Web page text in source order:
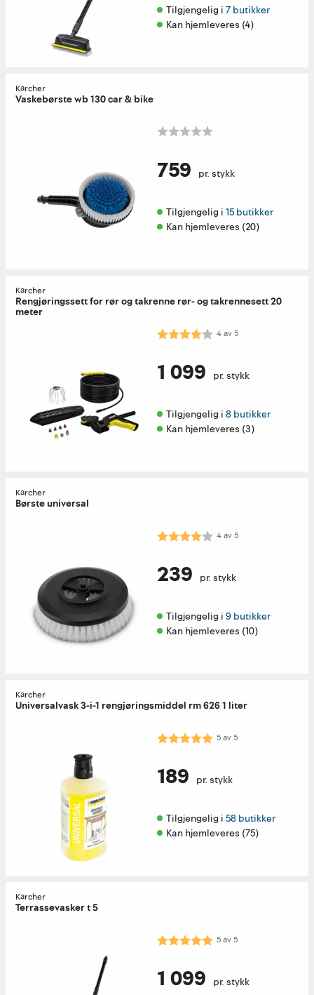
Tilgjengelig i 7 butikker
Kan hjemleveres (4)
Kärcher
Vaskebørste wb 130 car & bike
759 pr. stykk
Tilgjengelig i 15 butikker
Kan hjemleveres (20)
Kärcher
Rengjøringssett for rør og takrenne rør- og takrennesett 20
meter
Karakter: 4.0 av 5 mulige
4av5
1 099 pr. stykk
Tilgjengelig i 8 butikker
Kan hjemleveres (3)
Kärcher
Børste universal
Karakter: 4.0 av 5 mulige
4av5
239 pr. stykk
Tilgjengelig i 9 butikker
Kan hjemleveres (10)
Kärcher
Universalvask 3-i-1 rengjøringsmiddel rm 626 1 liter
Karakter: 5.0 av 5 mulige
5av5
189 pr. stykk
Tilgjengelig i 58 butikker
Kan hjemleveres (75)
Kärcher
Terrassevasker t 5
Karakter: 5.0 av 5 mulige
5av5
1 099 pr. stykk